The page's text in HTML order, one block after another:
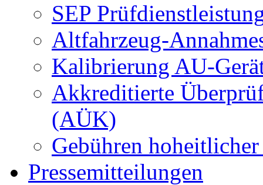
SEP
Altfahrzeug-
Kalibrierung AU-
Akkreditierte
(AÜK)
Gebühren
Pressemitteilungen